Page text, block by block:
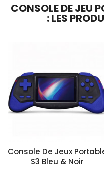
CONSOLE DE JEU
: LES
Console De Jeux
S3 Bleu & Noir